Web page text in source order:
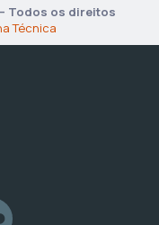
Todos os direitos
Técnica